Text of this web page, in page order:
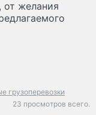
от желания
грузоперевозки
23 просмотров всего.